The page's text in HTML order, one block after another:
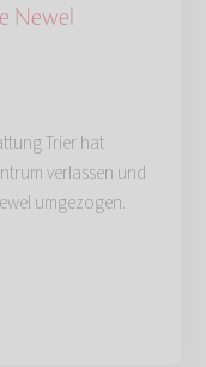
Newel
Trier hat
verlassen und
umgezogen.